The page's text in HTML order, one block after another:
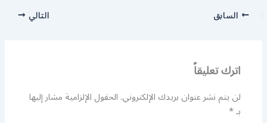
السابق التالي
اترك تعليقاً
لن يتم نشر عنوان بريدك الإلكتروني.الحقول الإلزامية مشار إليها
بـ*